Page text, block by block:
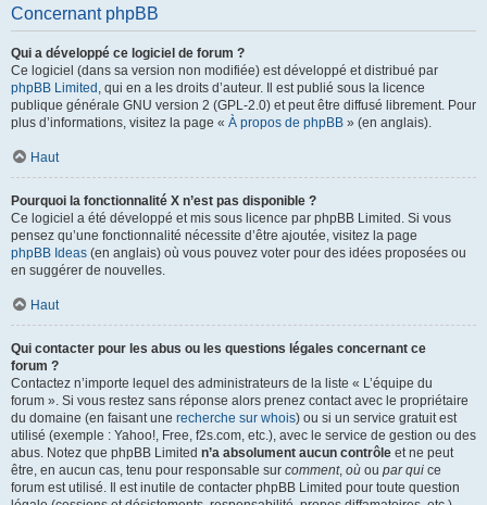
Concernant phpBB
Qui a développé ce logiciel de forum ?
Ce logiciel (dans sa version non modifiée) est développé et distribué par
phpBB Limited , qui en a les droits d’auteur. Il est publié sous la licence
publique générale GNU version 2 (GPL-2.0) et peut être diffusé librement. Pour
plus d’informations, visitez la page « À propos de phpBB » (en anglais).
Haut
Pourquoi la fonctionnalité X n’est pas disponible ?
Ce logiciel a été développé et mis sous licence par phpBB Limited. Si vous
pensez qu’une fonctionnalité nécessite d’être ajoutée, visitez la page
phpBB Ideas (en anglais) où vous pouvez voter pour des idées proposées ou
en suggérer de nouvelles.
Haut
Qui contacter pour les abus ou les questions légales concernant ce
forum ?
Contactez n’importe lequel des administrateurs de la liste « L’équipe du
forum ». Si vous restez sans réponse alors prenez contact avec le propriétaire
du domaine (en faisant une recherche sur whois) ou si un service gratuit est
utilisé (exemple : Yahoo!, Free, f2s.com, etc.), avec le service de gestion ou des
abus. Notez que phpBB Limited n’a absolument aucun contrôle et ne peut
être, en aucun cas, tenu pour responsable sur comment, où ou par qui ce
forum est utilisé. Il est inutile de contacter phpBB Limited pour toute question